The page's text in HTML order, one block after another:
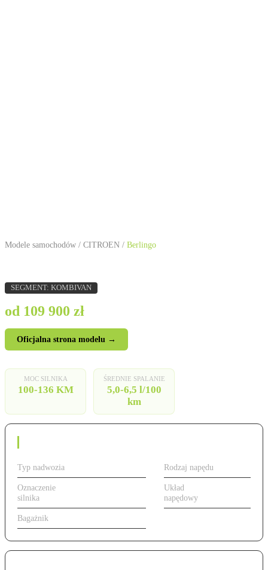
Modele samochodów / CITROEN / Berlingo
SEGMENT: KOMBIVAN
od 109 900 zł
Oficjalna strona modelu →
MOC SILNIKA
100-136 KM
ŚREDNIE SPALANIE
5,0-6,5 l/100
km
Typ nadwozia Rodzaj napędu
Oznaczenie
silnika
Układ
napędowy
Bagażnik